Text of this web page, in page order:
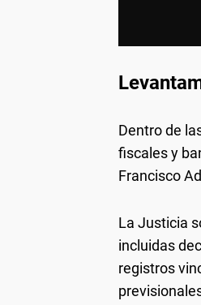
Dentro de
fiscales y
Francisco
La Justicia
incluidas
registros